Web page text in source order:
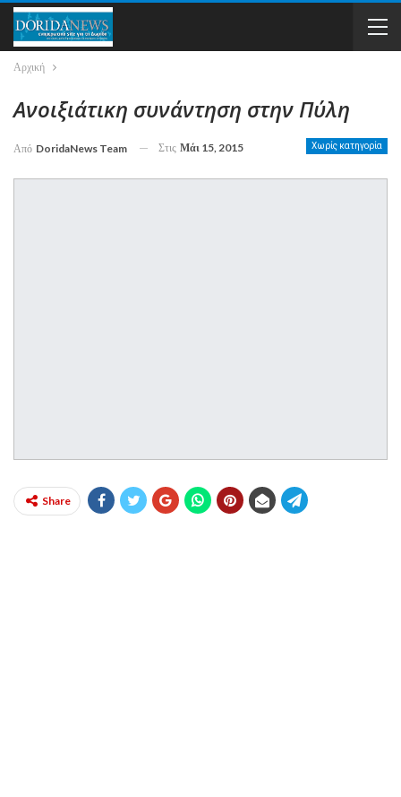
Αρχική
Ανοιξιάτικη συνάντηση στην Πύλη
Χωρίς κατηγορία
Από DoridaNews Team Στις Μάι 15, 2015
Share